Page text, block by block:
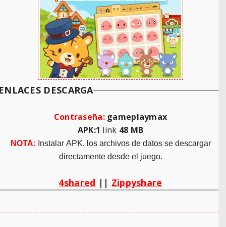
DESCARGA
Contraseña: gameplaymax
APK:1 link 48 MB
NOTA: Instalar APK, los archivos de datos se descargar
directamente desde el juego.
4shared || Zippyshare